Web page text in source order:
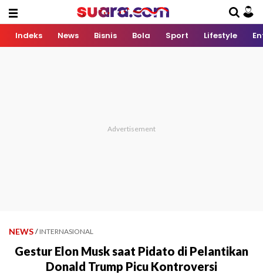
Indeks News Bisnis Bola Sport Lifestyle
NEWS / INTERNASIONAL
Gestur Elon Musk saat Pidato di Pelantikan
Donald Trump Picu Kontroversi